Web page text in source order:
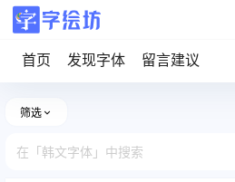
首页 发现字体 留言建议
筛选